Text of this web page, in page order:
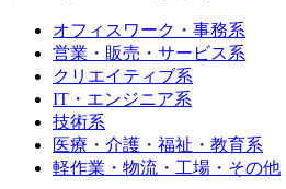
オフィスワーク・事務系
営業・販売・サービス系
クリエイティブ系
IT・エンジニア系
技術系
医療・介護・福祉・教育系
軽作業・物流・工場・その他